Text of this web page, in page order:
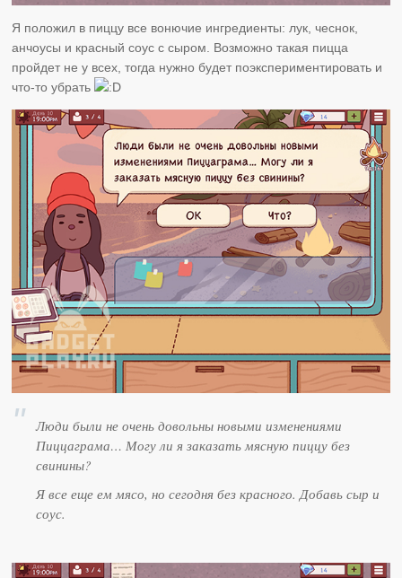
Я положил в пиццу все вонючие ингредиенты: лук, чеснок,
анчоусы и красный соус с сыром. Возможно такая пицца
пройдет не у всех, тогда нужно будет поэкспериментировать и
что-то убрать
Люди были не очень довольны новыми изменениями
Пиццаграма… Могу ли я заказать мясную пиццу без
свинины?
Я все еще ем мясо, но сегодня без красного. Добавь сыр и
соус.